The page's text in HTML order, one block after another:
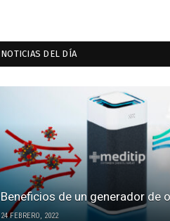
NOTICIAS DEL DÍA
Beneficios de un generador de
24 FEBRERO, 2022